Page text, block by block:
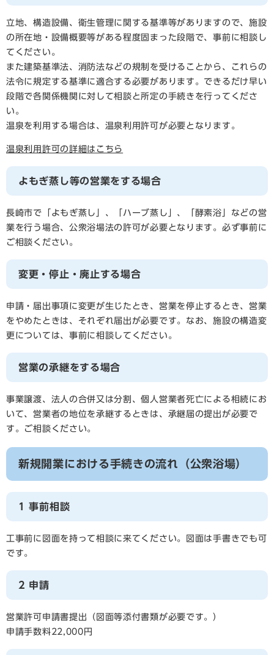
立地、構造設備、衛生管理に関する基準等がありますので、施設
の所在地・設備概要等がある程度固まった段階で、事前に相談し
てください。
また建築基準法、消防法などの規制を受けることから、これらの
法令に規定する基準に適合する必要があります。できるだけ早い
段階で各関係機関に対して相談と所定の手続きを行ってくださ
い。
温泉を利用する場合は、温泉利用許可が必要となります。
温泉利用許可の詳細はこちら
よもぎ蒸し等の営業をする場合
長崎市で「よもぎ蒸し」、「ハーブ蒸し」、「酵素浴」などの営
業を行う場合、公衆浴場法の許可が必要となります。必ず事前に
ご相談ください。
変更・停止・廃止する場合
申請・届出事項に変更が生じたとき、営業を停止するとき、営業
をやめたときは、それぞれ届出が必要です。なお、施設の構造変
更については、事前に相談してください。
営業の承継をする場合
事業譲渡、法人の合併又は分割、個人営業者死亡による相続にお
いて、営業者の地位を承継するときは、承継届の提出が必要で
す。ご相談ください。
新規開業における手続きの流れ（公衆浴場）
1 事前相談
工事前に図面を持って相談に来てください。図面は手書きでも可
です。
2 申請
営業許可申請書提出（図面等添付書類が必要です。）
申請手数料22,000円